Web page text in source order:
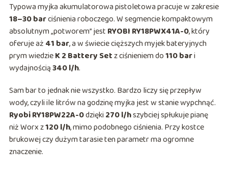
Typowa myjka akumulatorowa pistoletowa pracuje w zakresie
18–30 barciśnienia roboczego. W segmencie kompaktowym
absolutnym „potworem” jest RYOBI RY18PWX41A-0, który
oferuje aż 41 bar, a w świecie cięższych myjek bateryjnych
prym wiedzieK 2 Battery Setz ciśnieniem do110 bari
wydajnością340 l/h.
Sam bar to jednak nie wszystko. Bardzo liczy się przepływ
wody, czyli ile litrów na godzinę myjka jest w stanie wypchnąć.
Ryobi RY18PW22A-0dzięki 270 l/hszybciej spłukuje pianę
niż Worx z120 l/h, mimo podobnego ciśnienia. Przy kostce
brukowej czy dużym tarasie ten parametr ma ogromne
znaczenie.